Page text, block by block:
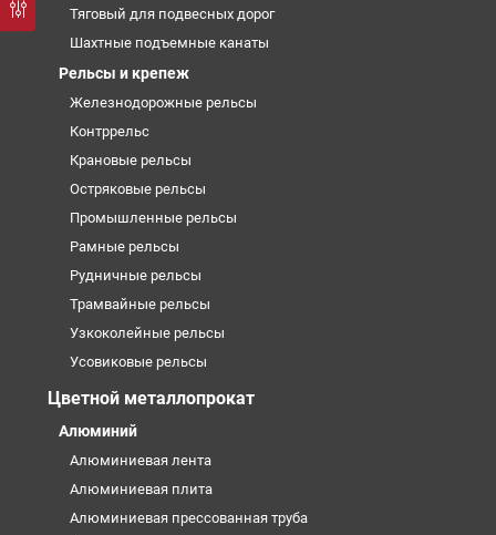
Тяговый для подвесных дорог
Шахтные подъемные канаты
Рельсы и крепеж
Железнодорожные рельсы
Контррельс
Крановые рельсы
Остряковые рельсы
Промышленные рельсы
Рамные рельсы
Рудничные рельсы
Трамвайные рельсы
Узкоколейные рельсы
Усовиковые рельсы
Цветной металлопрокат
Алюминий
Алюминиевая лента
Алюминиевая плита
Алюминиевая прессованная труба